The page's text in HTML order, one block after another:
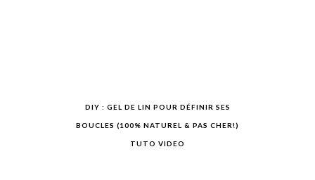
DIY : GEL DE LIN POUR DÉFINIR SES
BOUCLES (100% NATUREL & PAS CHER!)
TUTO VIDEO